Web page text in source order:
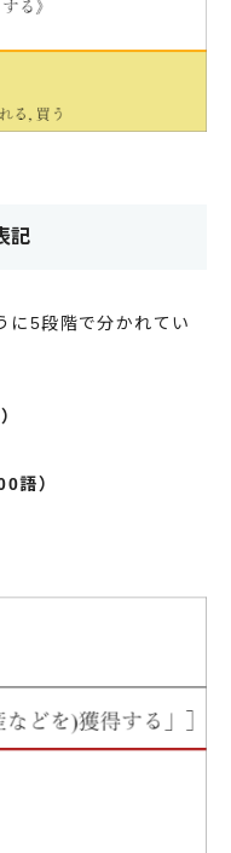
記
に5段階で分かれてい
語）